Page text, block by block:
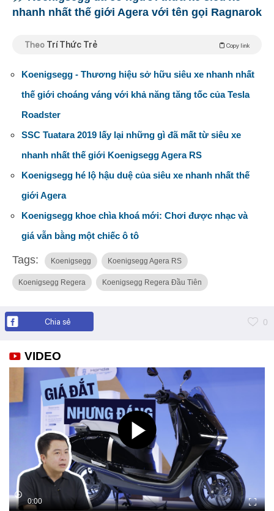
nhanh nhất thế giới Agera với tên gọi Ragnarok
Theo Trí Thức Trẻ Copy link
Koenigsegg - Thương hiệu sở hữu siêu xe nhanh nhất
thế giới choáng váng với khả năng tăng tốc của Tesla
Roadster
SSC Tuatara 2019 lấy lại những gì đã mất từ siêu xe
nhanh nhất thế giới Koenigsegg Agera RS
Koenigsegg hé lộ hậu duệ của siêu xe nhanh nhất thế
giới Agera
Koenigsegg khoe chìa khoá mới: Chơi được nhạc và
giá vẫn bằng một chiếc ô tô
Tags: Koenigsegg Koenigsegg Agera RS
Koenigsegg Regera Koenigsegg Regera Đầu Tiên
Chia sẻ 0
VIDEO
0:00